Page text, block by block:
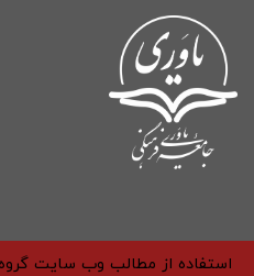
استفاده از مطالب وب سایت